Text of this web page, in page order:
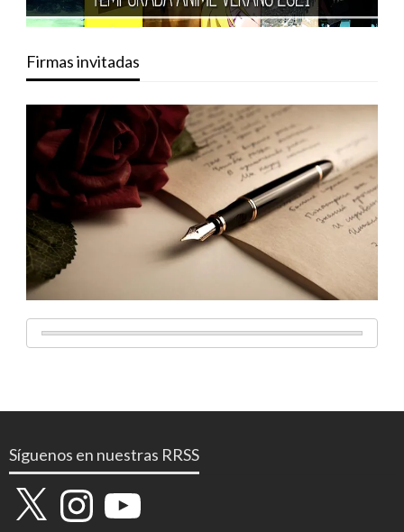
Firmas invitadas
Síguenos en nuestras RRSS
X InstagramYouTube